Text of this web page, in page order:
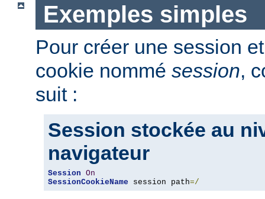
Exemples simples
Pour créer une session
cookie nommé session,
suit :
Session stockée au
navigateur
Session On
SessionCookieName session path=/